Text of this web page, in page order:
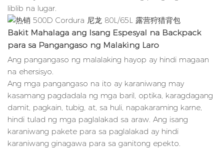
liblib na lugar.
Bakit Mahalaga ang Isang Espesyal na Backpack
para sa Pangangaso ng Malaking Laro
Ang pangangaso ng malalaking hayop ay hindi magaan
na ehersisyo.
Ang mga pangangaso na ito ay karaniwang may
kasamang pagdadala ng mga baril, optika, karagdagang
damit, pagkain, tubig, at, sa huli, napakaraming karne,
hindi tulad ng mga paglalakad sa araw. Ang isang
karaniwang pakete para sa paglalakad ay hindi
karaniwang ginagawa para sa ganitong epekto.